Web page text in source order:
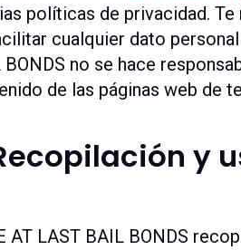
políticas de privacidad.
cualquier dato
BONDS no se hace
de las páginas web de
y
AT LAST BAIL BONDS